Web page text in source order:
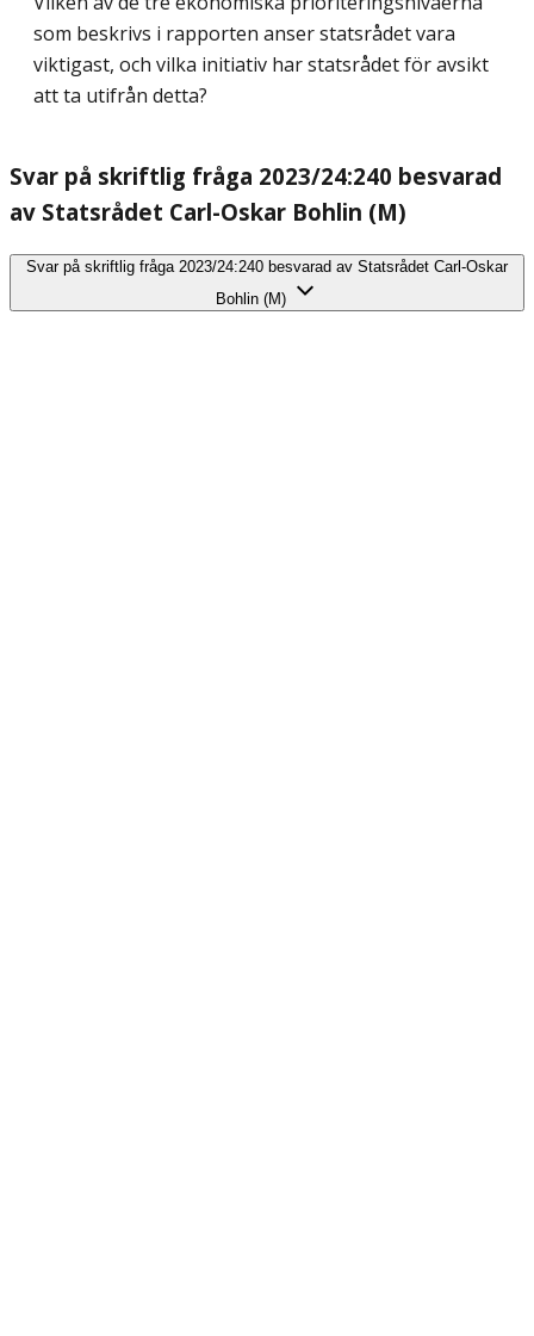
som beskrivs i rapporten anser statsrådet vara
viktigast, och vilka initiativ har statsrådet för avsikt
att ta utifrån detta?
Svar på skriftlig fråga 2023/24:240 besvarad
av Statsrådet Carl-Oskar Bohlin (M)
Svar på skriftlig fråga 2023/24:240 besvarad av Statsrådet Carl-Oskar
Bohlin (M)